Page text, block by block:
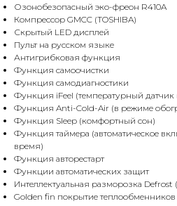
Озонобезопасный эко-фреон R410A
Компрессор GMCC (TOSHIBA)
Скрытый LED дисплей
Пульт на русском языке
Антигрибковая функция
Функция самоочистки
Функция самодиагностики
Функция iFeel (температурный датчик
Функция Anti-Cold-Air (в режиме
Функция Sleep (комфортный сон)
Функция таймера (автоматическое
время)
Функция авторестарт
Функции автоматических защит
Интеллектуальная разморозка Defrost
Golden fin покрытие